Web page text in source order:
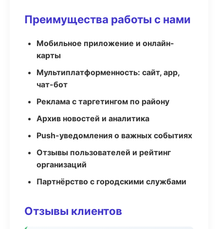
Преимущества работы с нами
Мобильное приложение и онлайн-
карты
Мультиплатформенность: сайт, app,
чат-бот
Реклама с таргетингом по району
Архив новостей и аналитика
Push-уведомления о важных событиях
Отзывы пользователей и рейтинг
организаций
Партнёрство с городскими службами
Отзывы клиентов